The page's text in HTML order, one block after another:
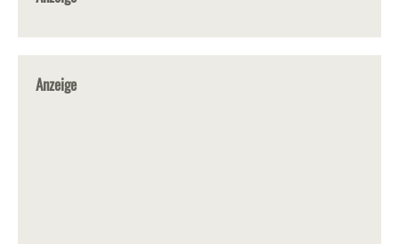
Anzeige